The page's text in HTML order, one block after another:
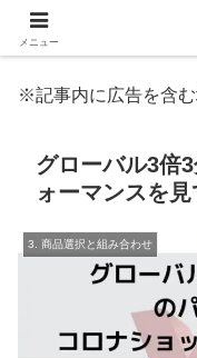
※記事内に広告を含
グローバル3倍
ォーマンスを
3. 商品選択と組み合わせ
メニュー